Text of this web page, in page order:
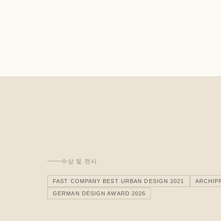
수상 및 전시
FAST COMPANY BEST URBAN DESIGN 2021
GERMAN DESIGN AWARD 2026